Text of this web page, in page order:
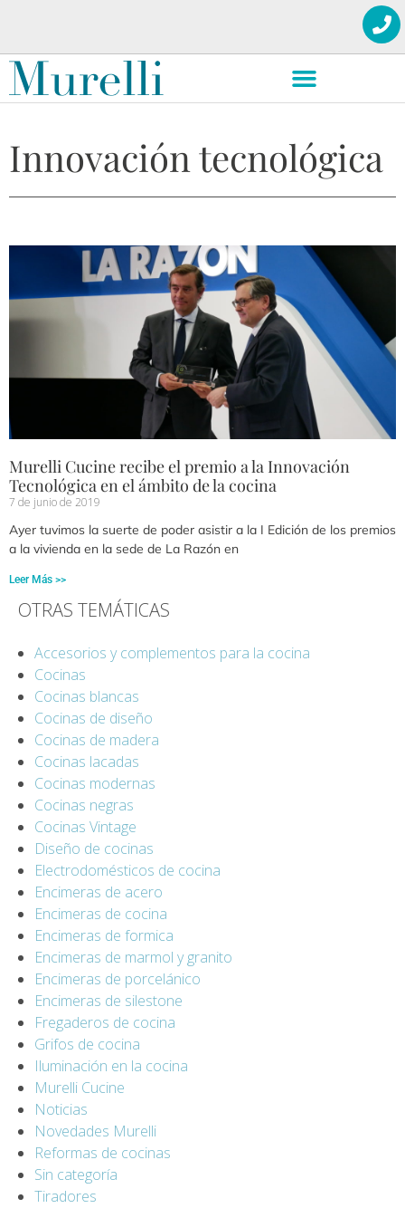
Innovación tecnológica
Murelli Cucine recibe el premio a la Innovación
Tecnológica en el ámbito de la cocina
7 de junio de 2019
Ayer tuvimos la suerte de poder asistir a la I Edición de los premios
a la vivienda en la sede de La Razón en
Leer Más >>
OTRAS TEMÁTICAS
Accesorios y complementos para la cocina
Cocinas
Cocinas blancas
Cocinas de diseño
Cocinas de madera
Cocinas lacadas
Cocinas modernas
Cocinas negras
Cocinas Vintage
Diseño de cocinas
Electrodomésticos de cocina
Encimeras de acero
Encimeras de cocina
Encimeras de formica
Encimeras de marmol y granito
Encimeras de porcelánico
Encimeras de silestone
Fregaderos de cocina
Grifos de cocina
Iluminación en la cocina
Murelli Cucine
Noticias
Novedades Murelli
Reformas de cocinas
Sin categoría
Tiradores